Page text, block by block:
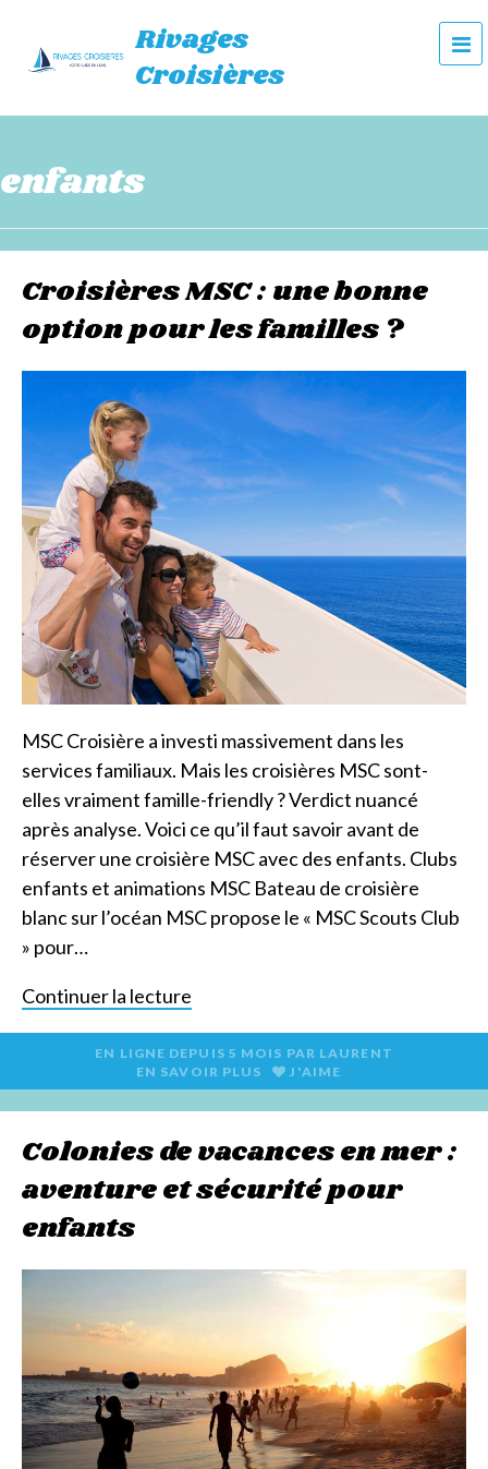
Rivages
Croisières
e
n
enfants
Croisières MSC : une bonne
option pour les familles ?
MSC Croisière a investi massivement dans les
services familiaux. Mais les croisières MSC sont-
elles vraiment famille-friendly ? Verdict nuancé
après analyse. Voici ce qu’il faut savoir avant de
réserver une croisière MSC avec des enfants. Clubs
enfants et animations MSC Bateau de croisière
blanc sur l’océan MSC propose le « MSC Scouts Club
» pour…
Continuer la lecture
EN LIGNE DEPUIS 5 MOIS PAR LAURENT
EN SAVOIR PLUS
J'AIME
Colonies de vacances en mer :
aventure et sécurité pour
enfants